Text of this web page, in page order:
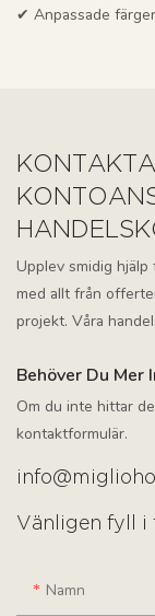
✔ Anpassade
Upplev smidig
med allt från
projekt. Våra
Behöver Du Mer
Om du inte hittar
kontaktformulär.
Vänligen fyll i
Namn